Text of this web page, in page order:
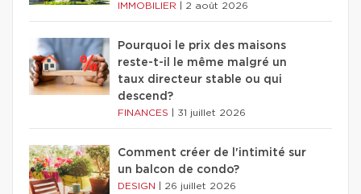
IMMOBILIER 2 août 2026
Pourquoi le prix des maisons
reste-t-il le même malgré un
taux directeur stable ou qui
descend?
FINANCES 31 juillet 2026
Comment créer de l'intimité sur
un balcon de condo?
DESIGN 26 juillet 2026